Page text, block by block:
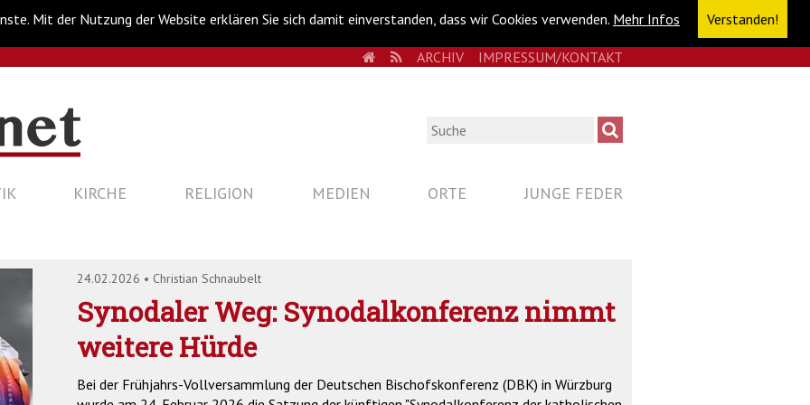
Mit der Nutzung der Website erklären Sie sich damit einverstanden, dass wir Cookies verwenden. Mehr Infos Verstanden!
HOMERSSARCHIV IMPRESSUM/KONTAKT
Suche
KIRCHE RELIGION MEDIEN ORTE JUNGE FEDER
24.02.2026 • Christian Schnaubelt
Synodaler Weg: Synodalkonferenz nimmt
weitere Hürde
Bei der Frühjahrs-Vollversammlung der Deutschen Bischofskonferenz (DBK) in Würzburg